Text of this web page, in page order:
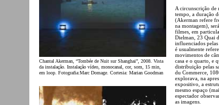
Chantal Akerman, “Tombée de Nuit sur Shanghai”, 2008. Vista
da instalação. Instalação vídeo, monocanal, cor, som, 15 min,
em loop. Fotografia:Marc Domage. Cortesia: Marian Goodman
A circunscrição de
tempo, a duração
(Akerman refere
na montagem),
filmes, em
Dielman, 23 Quai
influenciados
é usualmente
movimentos de
casa e o quarto, e
distribuição pelas
du Commerce,
explorava, na
expositivo, a
mesmo espaço
espectador
as imagens.